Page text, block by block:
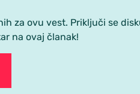
za ovu vest. Priključi se
na ovaj članak!